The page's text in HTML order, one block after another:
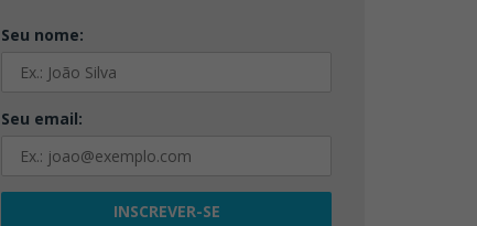
Seu nome:
Seu email: